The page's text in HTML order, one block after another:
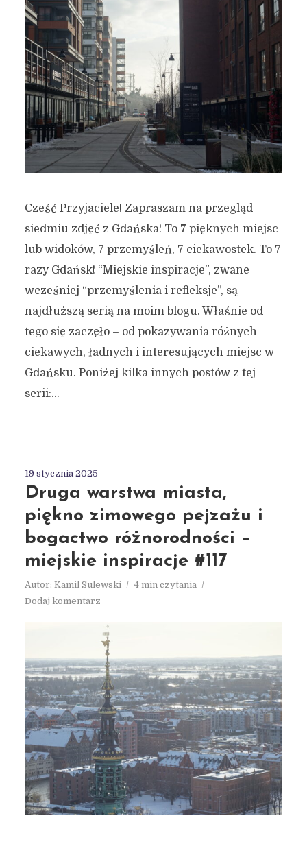
Cześć Przyjaciele! Zapraszam na przegląd
siedmiu zdjęć z Gdańska! To 7 pięknych miejsc
lub widoków, 7 przemyśleń, 7 ciekawostek. To 7
razy Gdańsk! “Miejskie inspiracje”, zwane
wcześniej “przemyślenia i refleksje”, są
najdłuższą serią na moim blogu. Właśnie od
tego się zaczęło – od pokazywania różnych
ciekawych, ładnych i interesujących miejsc w
Gdańsku. Poniżej kilka innych postów z tej
serii:...
19 stycznia 2025
Druga warstwa miasta,
piękno zimowego pejzażu i
bogactwo różnorodności –
miejskie inspiracje #117
Autor: Kamil Sulewski
4 min czytania
Dodaj komentarz